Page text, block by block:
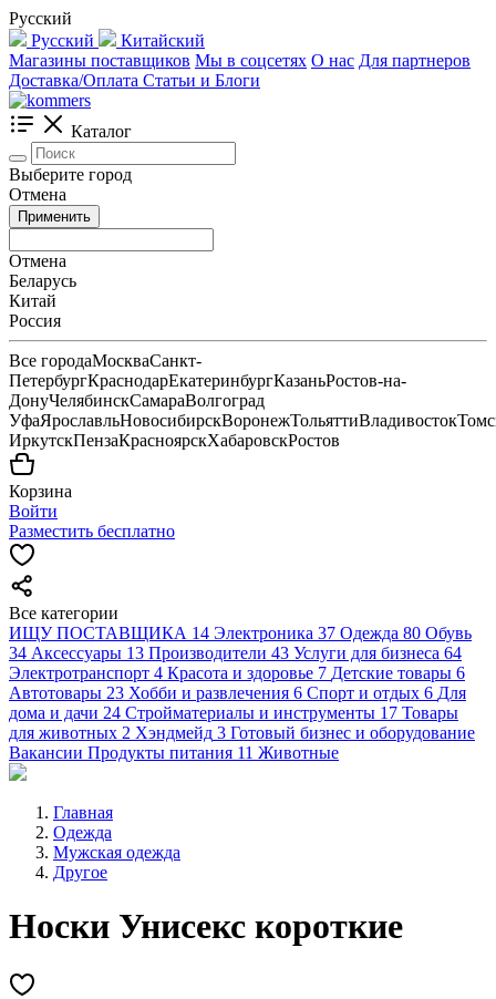
Русский
Русский
Китайский
Магазины поставщиков Мы в соцсетях О нас Для партнеров
Доставка/Оплата Статьи и Блоги
Каталог
Выберите город
Отмена
Применить
Отмена
Беларусь
Китай
Россия
Все городаМоскваСанкт-
ПетербургКраснодарЕкатеринбургКазаньРостов-на-
ДонуЧелябинскСамараВолгоград
УфаЯрославльНовосибирскВоронежТольяттиВладивосток
ИркутскПензаКрасноярскХабаровскРостов
Корзина
Войти
Разместить бесплатно
Все категории
ИЩУ ПОСТАВЩИКА 14 Электроника 37 Одежда 80 Обувь
34 Аксессуары 13 Производители 43 Услуги для бизнеса 64
Электротранспорт 4 Красота и здоровье 7 Детские товары 6
Автотовары 23 Хобби и развлечения 6 Спорт и отдых 6 Для
дома и дачи 24 Стройматериалы и инструменты 17 Товары
для животных 2 Хэндмейд 3 Готовый бизнес и оборудование
Вакансии Продукты питания 11 Животные
Главная
Одежда
Мужская одежда
Другое
Носки Унисекс короткие